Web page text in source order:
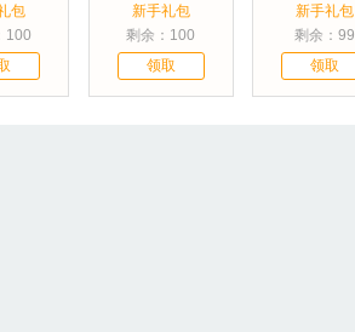
包
100
新手礼包
剩余：100
领取
新手礼包
剩余：99
领取